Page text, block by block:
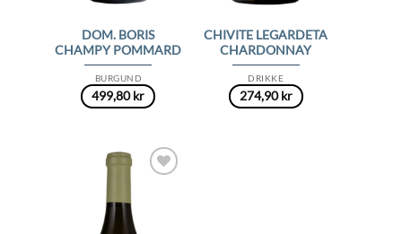
BURGUND
DOM. BORIS
CHAMPY POMMARD
499,80kr
DRIKKE
CHIVITE LEGARDETA
CHARDONNAY
274,90kr